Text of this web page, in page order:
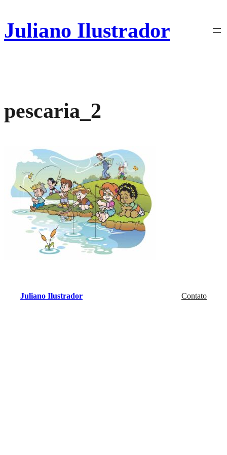
o
conteúdo
Juliano Ilustrador
pescaria_2
Juliano Ilustrador Contato